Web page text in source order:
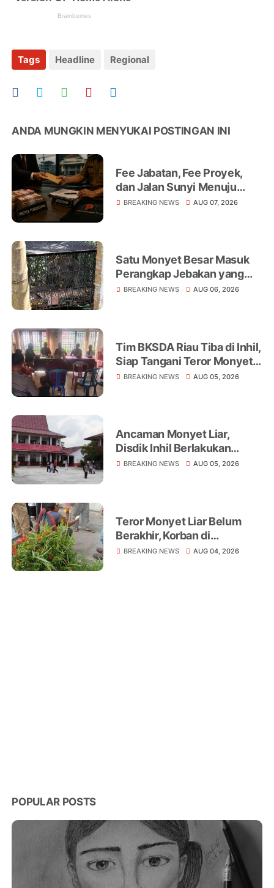
Tags Headline Regional
ANDA MUNGKIN MENYUKAI POSTINGAN INI
Fee Jabatan, Fee Proyek,
dan Jalan Sunyi Menuju
Operasi Tangkap Tangan
BREAKING NEWS AUG 07, 2026
Satu Monyet Besar Masuk
Perangkap Jebakan yang
Dipasang di Belakang
BREAKING NEWS AUG 06, 2026
Tim BKSDA Riau Tiba di Inhil,
Siap Tangani Teror Monyet
Liar yang Telah Melukai 18
BREAKING NEWS AUG 05, 2026
Ancaman Monyet Liar,
Disdik Inhil Berlakukan
Belajar dari Rumah di
BREAKING NEWS AUG 05, 2026
Teror Monyet Liar Belum
Berakhir, Korban di
Tembilahan Terus
BREAKING NEWS AUG 04, 2026
POPULAR POSTS